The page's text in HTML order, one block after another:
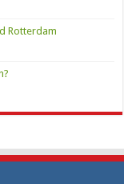
Rotterdam